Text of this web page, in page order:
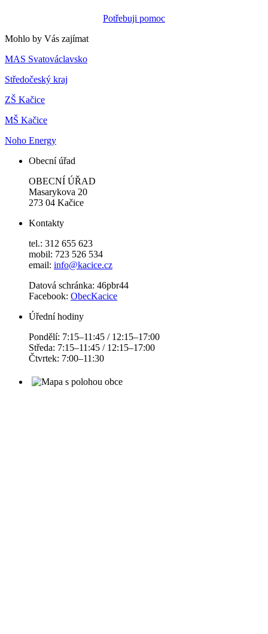
Potřebuji pomoc
Mohlo by Vás zajímat
MAS Svatováclavsko
Středočeský kraj
ZŠ Kačice
MŠ Kačice
Noho Energy
Obecní úřad
OBECNÍ ÚŘAD
Masarykova 20
273 04 Kačice
Kontakty
tel.: 312 655 623
mobil: 723 526 534
email: info@kacice.cz
Datová schránka: 46pbr44
Facebook: ObecKacice
Úřední hodiny
Pondělí: 7:15–11:45 / 12:15–17:00
Středa: 7:15–11:45 / 12:15–17:00
Čtvrtek: 7:00–11:30